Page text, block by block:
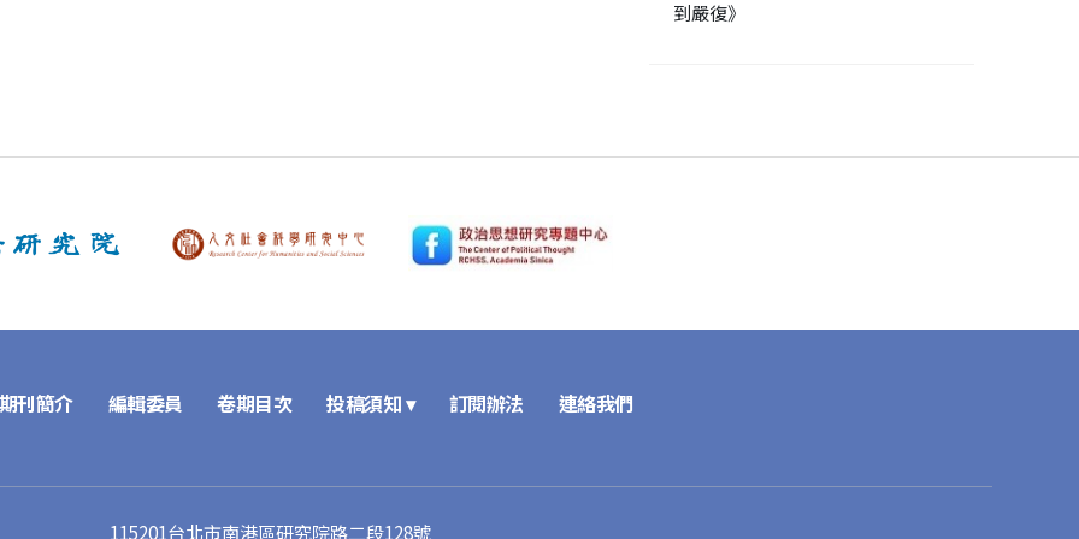
到嚴復》
刊簡介 編輯委員 卷期目次 投稿須知 ▾ 訂閱辦法 連絡我們
115201台北市南港區研究院路二段128號